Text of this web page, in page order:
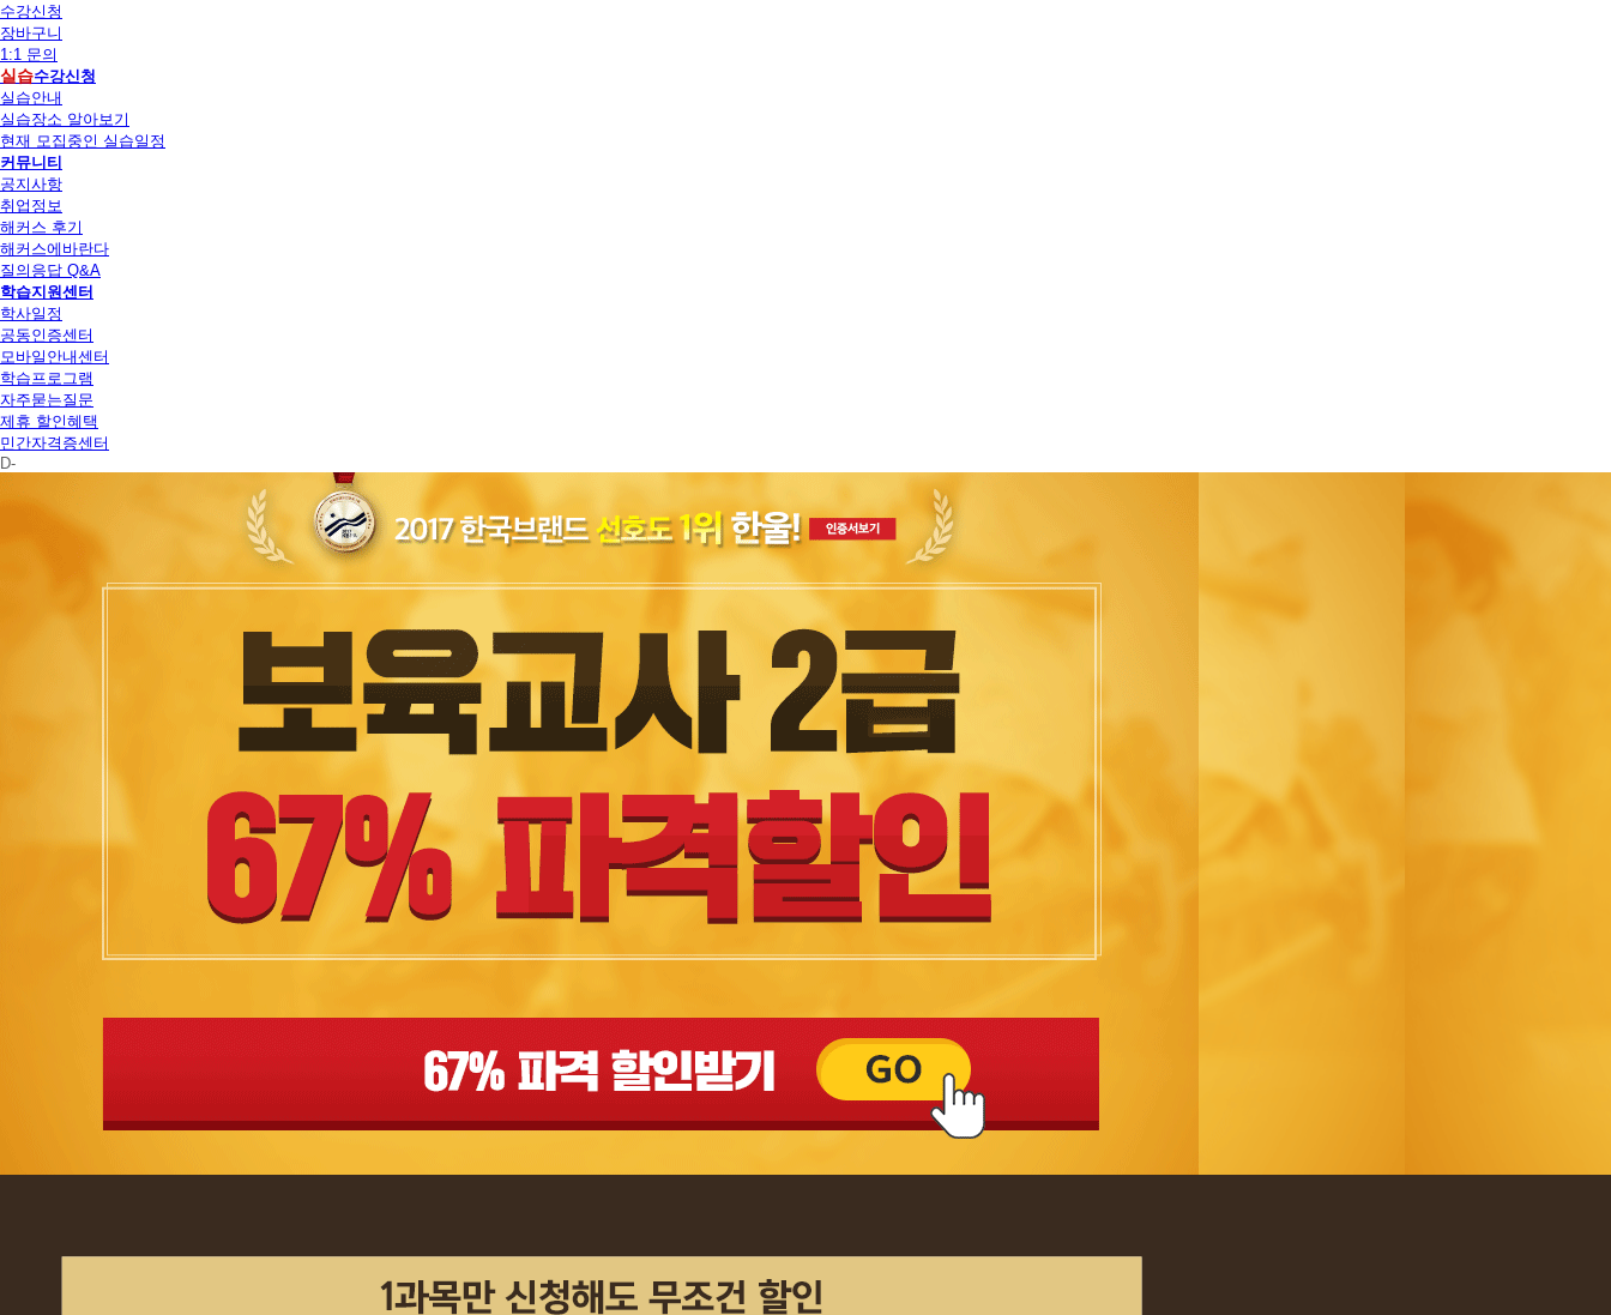
수강신청
장바구니
1:1 문의
실습수강신청
실습안내
실습장소 알아보기
현재 모집중인 실습일정
커뮤니티
공지사항
취업정보
해커스 후기
해커스에바란다
질의응답 Q&A
학습지원센터
학사일정
공동인증센터
모바일안내센터
학습프로그램
자주묻는질문
제휴 할인혜택
민간자격증센터
D-